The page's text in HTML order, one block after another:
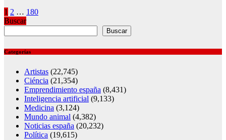
Posts
pagination
1 2 … 180
Buscar
Buscar
Categorías
Artistas (22,745)
Ciéncia (21,354)
Emprendimiento españa (8,431)
Inteligencia artificial (9,133)
Medicina (3,124)
Mundo animal (4,382)
Noticias españa (20,232)
Política (19,615)